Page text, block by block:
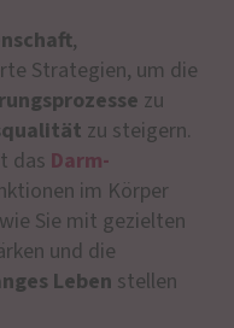
,
Strategien, um die
zu
zu steigern.
das Darm-
im Körper
Sie mit gezielten
und die
Leben stellen